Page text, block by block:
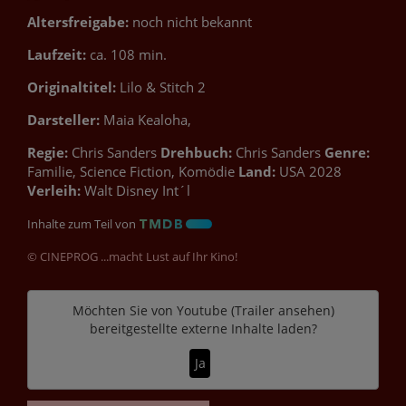
Altersfreigabe: noch nicht bekannt
Laufzeit: ca. 108 min.
Originaltitel: Lilo & Stitch 2
Darsteller: Maia Kealoha,
Regie: Chris Sanders Drehbuch: Chris Sanders Genre:
Familie, Science Fiction, Komödie Land: USA 2028
Verleih: Walt Disney Int´l
Inhalte zum Teil von
© CINEPROG ...macht Lust auf Ihr Kino!
Möchten Sie von Youtube (Trailer ansehen)
bereitgestellte externe Inhalte laden?
Ja